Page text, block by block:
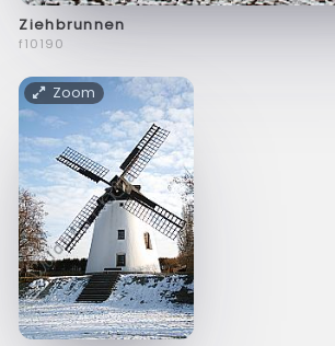
Ziehbrunnen
f10190
Zoom